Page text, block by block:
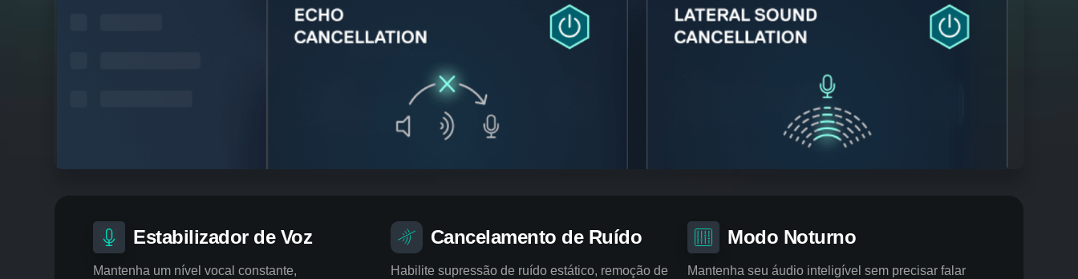
Estabilizador de Voz
Mantenha um nível vocal constante,
Cancelamento de Ruído
Habilite supressão de ruído estático, remoção de
Modo Noturno
Mantenha seu áudio inteligível sem precisar falar